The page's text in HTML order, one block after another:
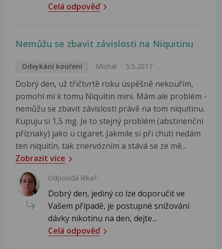
Celá odpověď
Nemůžu se zbavit závislosti na Niquitinu
Odvykání kouření Michal 5.5.2017
Dobrý den, už třičtvrtě roku úspěšně nekouřím,
pomohl mi k tomu Niquitin mini. Mám ale problém -
nemůžu se zbavit závislosti právě na tom niquitinu.
Kupuju si 1,5 mg. Je to stejný problém (abstinenční
příznaky) jako u cigaret. Jakmile si při chuti nedám
ten niquitin, tak znervózním a stává se ze mě...
Zobrazit více
Odpovídá lékař:
Dobrý den, jediný co lze doporučit ve
Vašem případě, je postupné snižování
dávky nikotinu na den, dejte...
Celá odpověď